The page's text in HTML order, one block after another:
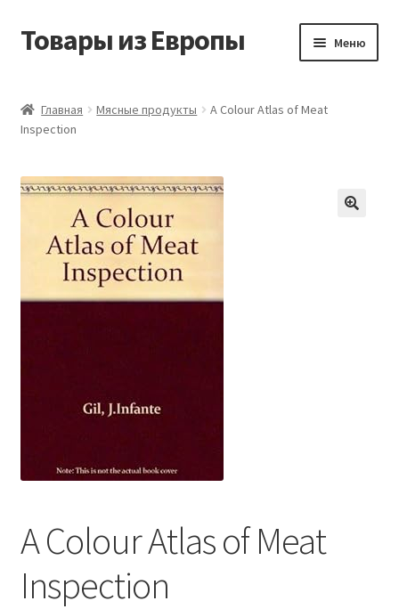
Перейти
Перейти
Товары из Европы Меню
Виды доставки
Заказать товары из Европы
Контакты
Корзина
Оформление заказа
Подтверждение заказа
Сотрудничество
Главная Мясные продукты
A Colour Atlas of Meat
Inspection
A Colour Atlas of Meat
Inspection